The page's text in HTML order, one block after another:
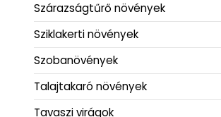
Szárazságtűrő növények
Sziklakerti növények
Szobanövények
Talajtakaró növények
Tavaszi virágok